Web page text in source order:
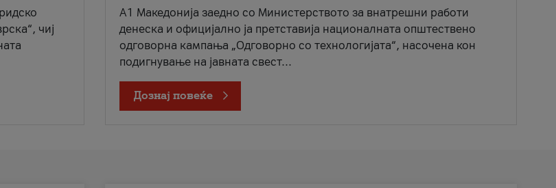
чиј
A1 Македонија заедно со Министерството за внатрешни работи
денеска и официјално ја претставија националната општествено
одговорна кампања „Одговорно со технологијата“, насочена кон
подигнување на јавната свест...
Дознај повеќе